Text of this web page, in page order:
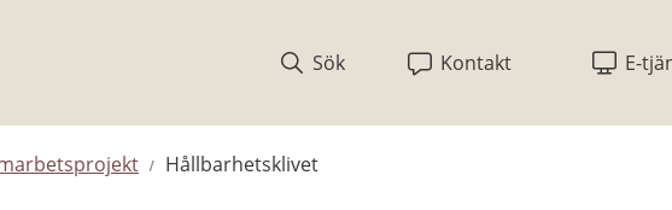
Sök
Kontakt E-
Hållbarhetsklivet